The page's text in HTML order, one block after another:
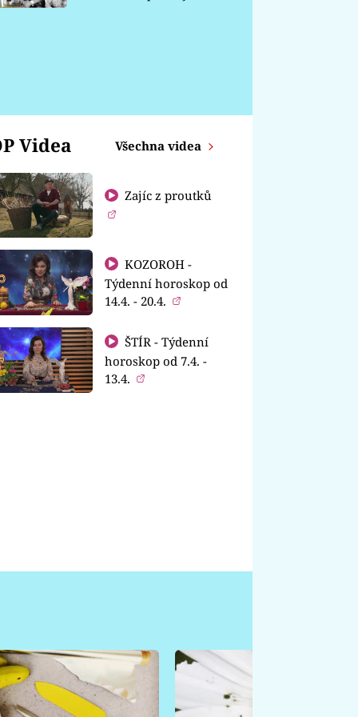
Videa Všechna videa
Zajíc z proutků
KOZOROH -
Týdenní horoskop od
14.4. - 20.4.
ŠTÍR - Týdenní
horoskop od 7.4. -
13.4.